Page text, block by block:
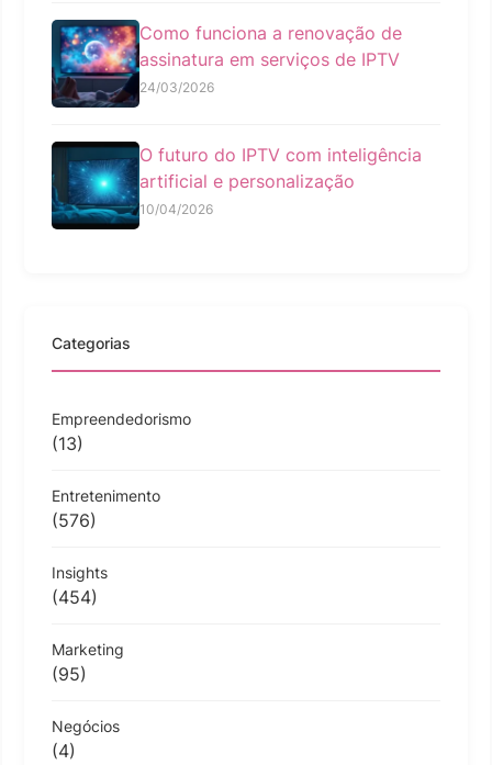
Como funciona a renovação de
assinatura em serviços de IPTV
24/03/2026
O futuro do IPTV com inteligência
artificial e personalização
10/04/2026
Categorias
Empreendedorismo
(13)
Entretenimento
(576)
Insights
(454)
Marketing
(95)
Negócios
(4)